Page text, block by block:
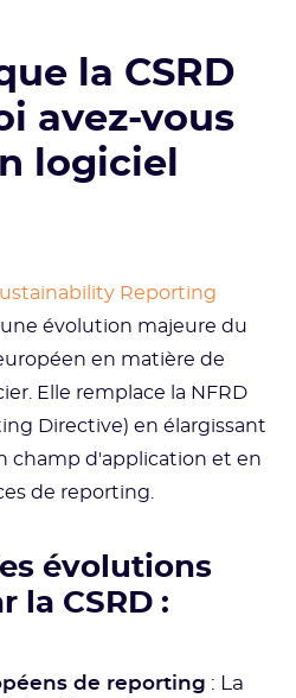
la CSRD
avez-vous
logiciel
Reporting
évolution majeure du
en matière de
Elle remplace la NFRD
Directive) en élargissant
champ d'application et en
de reporting.
évolutions
la CSRD :
de reporting : La